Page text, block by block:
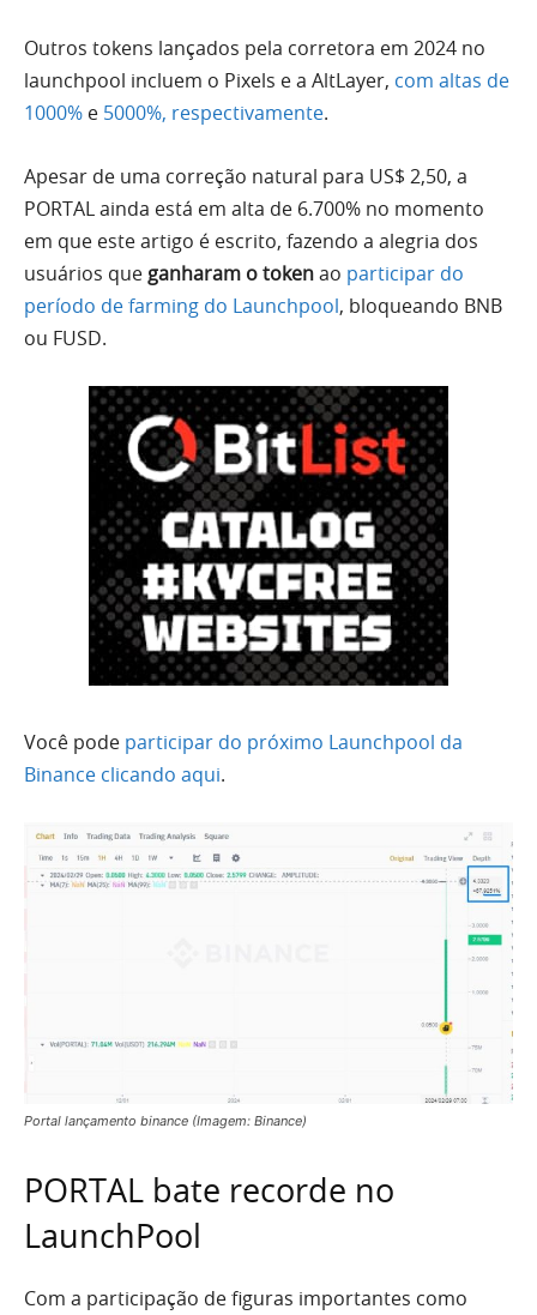
Outros tokens lançados pela corretora em 2024 no
launchpool incluem o Pixels e a AltLayer, com altas de
1000% e 5000%, respectivamente.
Apesar de uma correção natural para US$ 2,50, a
PORTAL ainda está em alta de 6.700% no momento
em que este artigo é escrito, fazendo a alegria dos
usuários queganharam o tokenao participar do
período de farming do Launchpool, bloqueando BNB
ou FUSD.
Você pode participar do próximo Launchpool da
Binance clicando aqui.
Portal lançamento binance (Imagem: Binance)
PORTAL bate recorde no
LaunchPool
Com a participação de figuras importantes como